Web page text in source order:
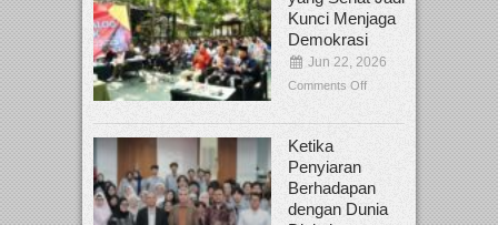
Kunci Menjaga
Demokrasi
Jun 22, 2026
Comments Off
Ketika
Penyiaran
Berhadapan
dengan Dunia